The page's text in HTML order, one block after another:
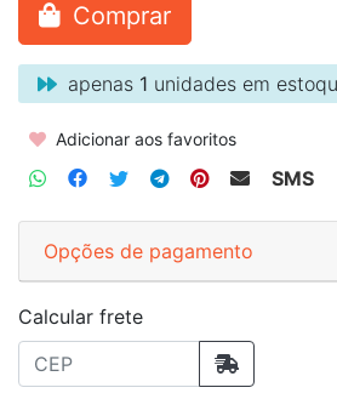
Comprar
apenas 1 unidades em
Adicionar aos favoritos
SMS
Opções de pagamento
Calcular frete